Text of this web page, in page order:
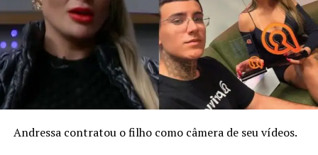
Andressa contratou o filho como câmera de seu vídeos.